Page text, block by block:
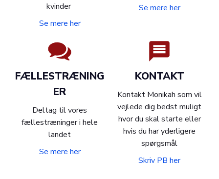
kvinder
Se mere her
Se mere her
FÆLLESTRÆNING
ER
Deltag til vores
fællestræninger i hele
landet
Se mere her
KONTAKT
Kontakt Monikah som vil
vejlede dig bedst muligt
hvor du skal starte eller
hvis du har yderligere
spørgsmål
Skriv PB her